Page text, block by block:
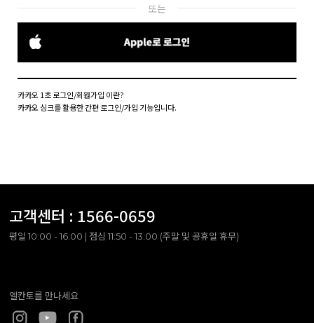
또는
카카오 1초 로그인/회원가입 이란?
카카오 싱크를 활용한 간편 로그인/가입 기능입니다.
고객센터 : 1566-0659
평일 10:00 - 16:00 | 점심 11:50 - 13:00 (주말 및 공휴일 휴무)
엘칸토를 만나세요